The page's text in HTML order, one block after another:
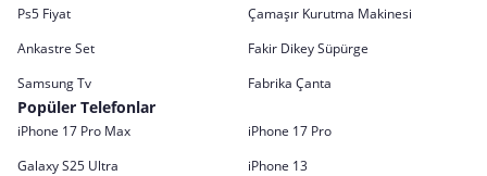
Ps5 Fiyat
Çamaşır Kurutma Makinesi
Ankastre Set
Fakir Dikey Süpürge
Samsung Tv
Fabrika Çanta
Popüler Telefonlar
iPhone 17 Pro Max
iPhone 17 Pro
Galaxy S25 Ultra
iPhone 13